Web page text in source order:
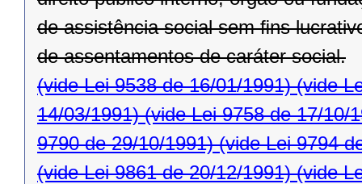
de assistência social sem ﬁns
de assentamentos de caráter social.
(vide Lei 9538 de 16/01/1991)(vide
14/03/1991)(vide Lei 9758 de 17/10/
9790 de 29/10/1991)(vide Lei 9794
(vide Lei 9861 de 20/12/1991)(vide